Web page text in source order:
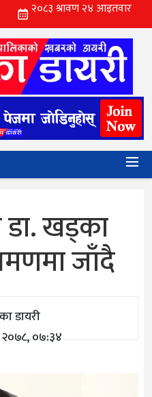
डा. खड्का
जाँदै
डायरी
०७:३४